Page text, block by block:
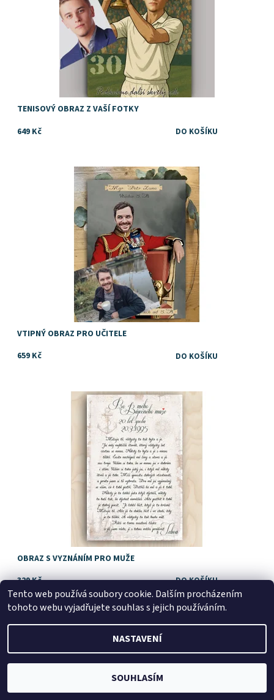
TENISOVÝ OBRAZ Z VAŠÍ FOTKY
649 Kč
Originální dárek pro učitele
Skladem
VTIPNÝ OBRAZ PRO UČITELE
659 Kč
Skladem
OBRAZ S VYZNÁNÍM PRO MUŽE
329 Kč
Dostupnost:
Skladem
Tento web používá soubory cookie. Dalším procházením
tohoto webu vyjadřujete souhlas s jejich používáním.
NASTAVENÍ
SOUHLASÍM